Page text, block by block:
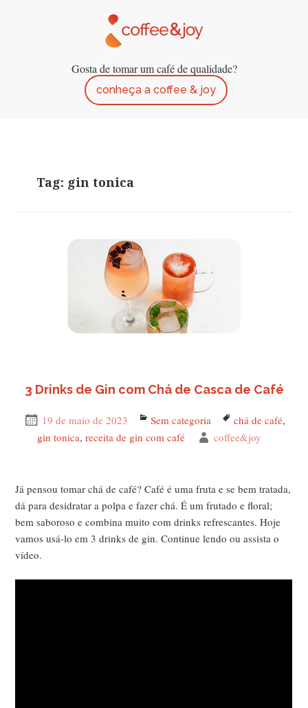
Gosta de tomar um café de qualidade?
conheça a coffee & joy
Tag: gin tonica
3 Drinks de Gin com Chá de Casca de Café
Publicado
em
19 de maio de 2023 Categorias
Sem categoria Tags
chá de café,
gin tonica, receita de gin com café Autor
coffee&joy
Já pensou tomar chá de café? Café é uma fruta e se bem tratada,
dá para desidratar a polpa e fazer chá. É um frutado e floral;
bem saboroso e combina muito com drinks refrescantes. Hoje
vamos usá-lo em 3 drinks de gin. Continue lendo ou assista o
vídeo.